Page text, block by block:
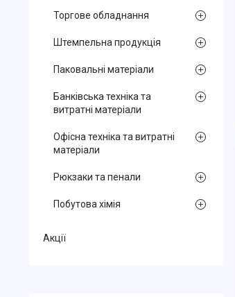
Торгове обладнання
Штемпельна продукція
Паковальні матеріали
Банківська техніка та
витратні матеріали
Офісна техніка та витратні
матеріали
Рюкзаки та пенали
Побутова хімія
Акції